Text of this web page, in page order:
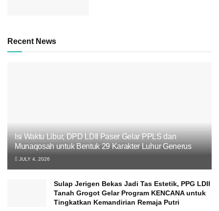
Recent News
Isi Waktu Libur, DPD LDII Paser Gelar PPLS dan
Munaqosah untuk Bentuk 29 Karakter Luhur Generus
JULY 4, 2026
Sulap Jerigen Bekas Jadi Tas Estetik, PPG LDII
Tanah Grogot Gelar Program KENCANA untuk
Tingkatkan Kemandirian Remaja Putri